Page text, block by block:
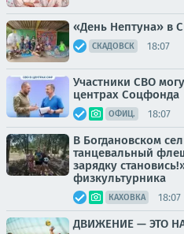
«День Нептуна» в
СКАДОВСК 18:07
Участники СВО
центрах Соцфонда
ОФИЦ. 18:07
В Богдановском
танцевальный
зарядку
физкультурника
КАХОВКА 18:07
ДВИЖЕНИЕ — ЭТО